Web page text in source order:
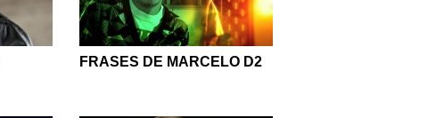
FRASES DE MARCELO D2